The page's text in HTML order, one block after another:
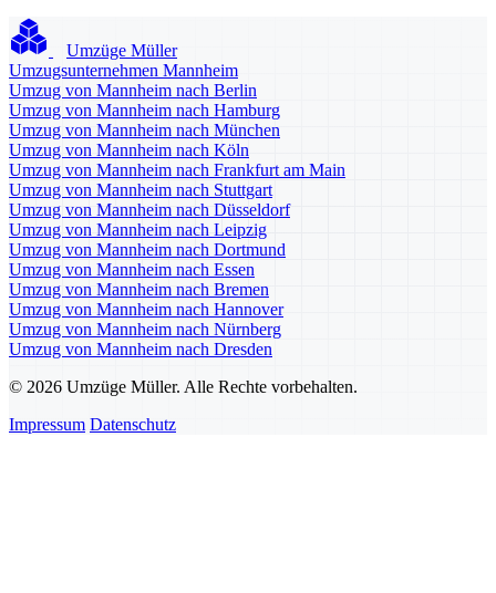
Umzüge Müller
Umzugsunternehmen Mannheim
Umzug von Mannheim nach Berlin
Umzug von Mannheim nach Hamburg
Umzug von Mannheim nach München
Umzug von Mannheim nach Köln
Umzug von Mannheim nach Frankfurt am Main
Umzug von Mannheim nach Stuttgart
Umzug von Mannheim nach Düsseldorf
Umzug von Mannheim nach Leipzig
Umzug von Mannheim nach Dortmund
Umzug von Mannheim nach Essen
Umzug von Mannheim nach Bremen
Umzug von Mannheim nach Hannover
Umzug von Mannheim nach Nürnberg
Umzug von Mannheim nach Dresden
© 2026 Umzüge Müller. Alle Rechte vorbehalten.
Impressum Datenschutz